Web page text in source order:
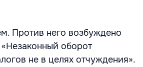
Против него возбуждено
оборот
не в целях отчуждения».